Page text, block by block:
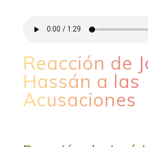
Reacción de
Hassán a las
Acusaciones